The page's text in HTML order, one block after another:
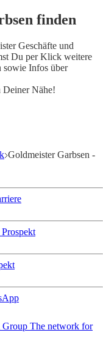
finden
Geschäfte und
Du per Klick weitere
sowie Infos über
Deiner Nähe!
Goldmeister Garbsen -
App
Group The network for